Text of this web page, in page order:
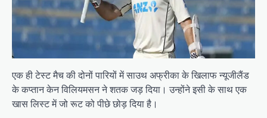
एक ही टेस्ट मैच की दोनों पारियों में साउथ अफ्रीका के खिलाफ न्यूजीलैंड
के कप्तान केन विलियमसन ने शतक जड़ दिया। उन्होंने इसी के साथ एक
खास लिस्ट में जो रूट को पीछे छोड़ दिया है।